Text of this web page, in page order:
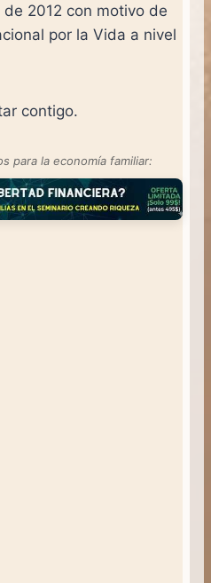
2012 con motivo de
por la Vida a nivel
contigo.
para la economía familiar: